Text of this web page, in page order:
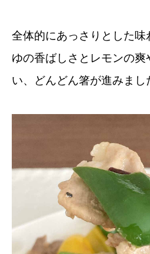
全体的にあっさりとした味
ゆの香ばしさとレモンの
い、どんどん箸が進みまし